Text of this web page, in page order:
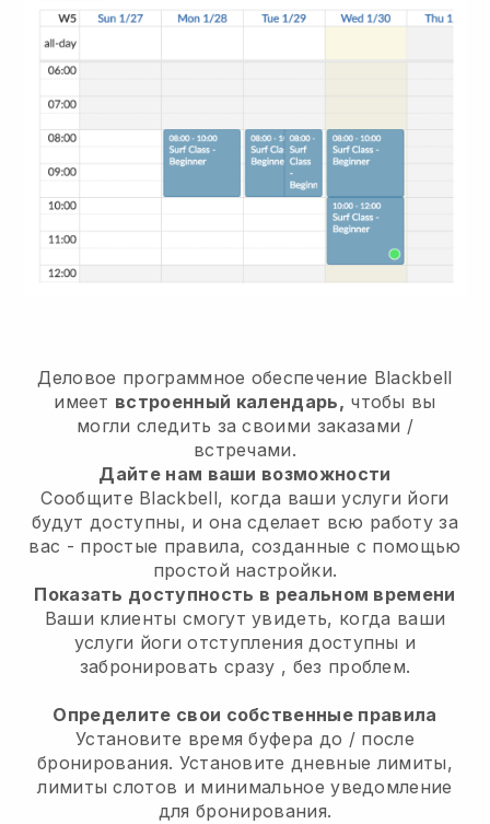
Деловое программное обеспечение Blackbell
имеет встроенный календарь, чтобы вы
могли следить за своими заказами /
встречами.
Дайте нам ваши возможности
Сообщите Blackbell, когда ваши услуги йоги
будут доступны, и она сделает всю работу за
вас - простые правила, созданные с помощью
простой настройки.
Показать доступность в реальном времени
Ваши клиенты смогут увидеть, когда ваши
услуги йоги отступления доступны и
забронировать сразу , без проблем.
Определите свои собственные правила
Установите время буфера до / после
бронирования. Установите дневные лимиты,
лимиты слотов и минимальное уведомление
для бронирования.